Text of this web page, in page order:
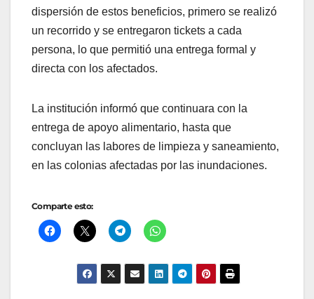
dispersión de estos beneficios, primero se realizó
un recorrido y se entregaron tickets a cada
persona, lo que permitió una entrega formal y
directa con los afectados.
La institución informó que continuara con la
entrega de apoyo alimentario, hasta que
concluyan las labores de limpieza y saneamiento,
en las colonias afectadas por las inundaciones.
Comparte esto: